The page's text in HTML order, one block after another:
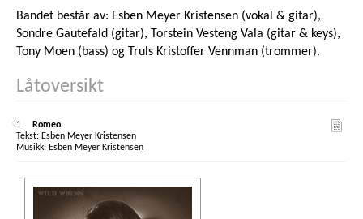
Bandet består av: Esben Meyer Kristensen (vokal & gitar),
Sondre Gautefald (gitar), Torstein Vesteng Vala (gitar & keys),
Tony Moen (bass) og Truls Kristoffer Vennman (trommer).
Låtoversikt
1
Romeo
Esben Meyer Kristensen
Esben Meyer Kristensen